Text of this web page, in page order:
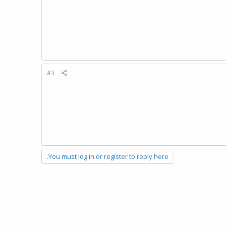
#3
You must log in or register to reply here.